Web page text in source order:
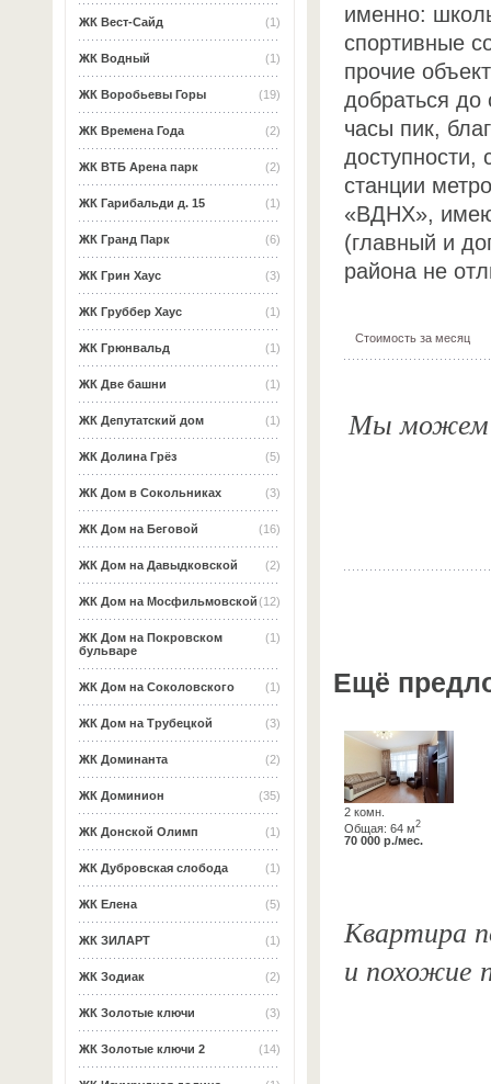
(1)
ЖК Вест-Сайд
(1)
ЖК Водный
(19)
ЖК Воробьевы Горы
(2)
ЖК Времена Года
(2)
ЖК ВТБ Арена парк
(1)
ЖК Гарибальди д. 15
(6)
ЖК Гранд Парк
(3)
ЖК Грин Хаус
(1)
ЖК Груббер Хаус
(1)
ЖК Грюнвальд
(1)
ЖК Две башни
(1)
ЖК Депутатский дом
(5)
ЖК Долина Грёз
(3)
ЖК Дом в Сокольниках
(16)
ЖК Дом на Беговой
(2)
ЖК Дом на Давыдковской
(12)
ЖК Дом на Мосфильмовской
(1)
ЖК Дом на Покровском
бульваре
(1)
ЖК Дом на Соколовского
(3)
ЖК Дом на Трубецкой
(2)
ЖК Доминанта
(35)
ЖК Доминион
(1)
ЖК Донской Олимп
(1)
ЖК Дубровская слобода
(5)
ЖК Елена
(1)
ЖК ЗИЛАРТ
(2)
ЖК Зодиак
(3)
ЖК Золотые ключи
(14)
ЖК Золотые ключи 2
именно:
спортивные
прочие
добраться
часы пик,
доступности,
станции
«ВДНХ»,
(главный и
района не
Стоимость за месяц
Мы можем
Ещё
2 комн.
Общая: 64 м2
70 000 р./мес.
Квартира
и похожие